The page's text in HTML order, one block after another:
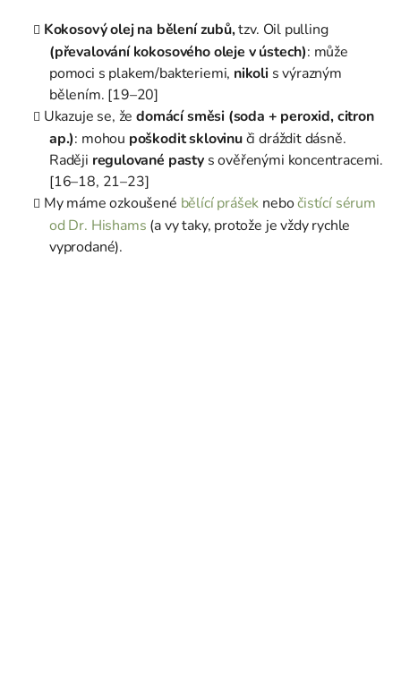
Kokosový olej na bělení zubů,tzv. Oil pulling
(převalování kokosového oleje v ústech): může
pomoci s plakem/bakteriemi, nikolis výrazným
bělením. [19–20]
Ukazuje se, že domácí směsi (soda + peroxid, citron
ap.): mohou poškodit sklovinuči dráždit dásně.
Raději regulované pastys ověřenými koncentracemi.
[16–18, 21–23]
My máme ozkoušené bělící prášek nebočistící sérum
od Dr. Hishams (a vy taky, protože je vždy rychle
vyprodané).